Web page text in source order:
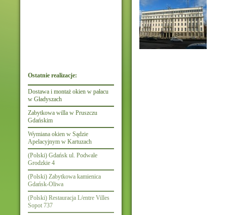
Ostatnie realizacje:
Dostawa i montaż okien w pałacu
w Gładyszach
Zabytkowa willa w Pruszczu
Gdańskim
Wymiana okien w Sądzie
Apelacyjnym w Kartuzach
(Polski) Gdańsk ul. Podwale
Grodzkie 4
(Polski) Zabytkowa kamienica
Gdańsk-Oliwa
(Polski) Restauracja L/entre Villes
Sopot 737